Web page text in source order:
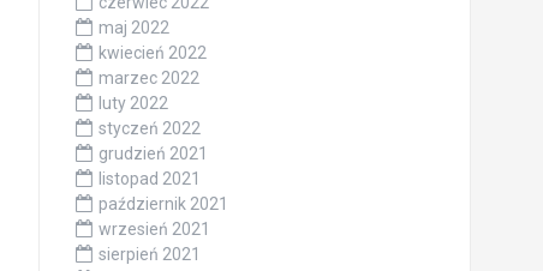
maj 2022
kwiecień 2022
marzec 2022
luty 2022
styczeń 2022
grudzień 2021
listopad 2021
październik 2021
wrzesień 2021
sierpień 2021